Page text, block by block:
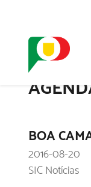
BOA
2016-08-20
SIC Notícias